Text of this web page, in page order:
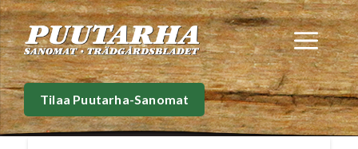
Siirry
sisältöön
Tilaa Puutarha-Sanomat